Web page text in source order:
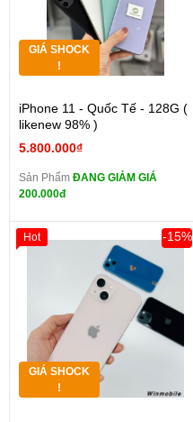
GIÁ SHOCK
!
iPhone 11 - Quốc Tế - 128G (
likenew 98% )
5.800.000₫
Sản Phẩm ĐANG GIẢM GIÁ
200.000đ
GIÁ SHOCK
!
-15%
Hot